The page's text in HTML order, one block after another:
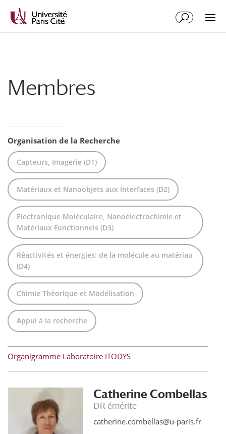
contenu
Membres
Organisation de la Recherche
Capteurs, Imagerie (D1)
Matériaux et Nanoobjets aux Interfaces (D2)
Electronique Moléculaire, Nanoélectrochimie et
Matériaux Fonctionnels (D3)
Réactivités et énergies: de la molécule au matériau
(D4)
Chimie Théorique et Modélisation
Appui à la recherche
Organigramme Laboratoire ITODYS
Catherine Combellas
DR émérite
catherine.combellas@u-paris.fr